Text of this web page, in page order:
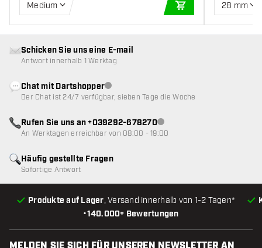
Medium
IN DEN
28 mm
•140.000+ Bewertungen
Produkte auf Lager, Versand innerhalb von 1-2 Tagen*
Häufig gestellte Fragen
Sofortige Antwort
Schicken Sie uns eine E-mail
Antwort innerhalb 1 Werktag
Chat mit DartshopperKundenservice nicht verfügbar
Der Chat ist 24/7 verfügbar, sieben Tage die Woche
Rufen Sie uns an +039292-678270Kundenservice nicht
An Werktagen erreichbar von 08:00 - 19:00